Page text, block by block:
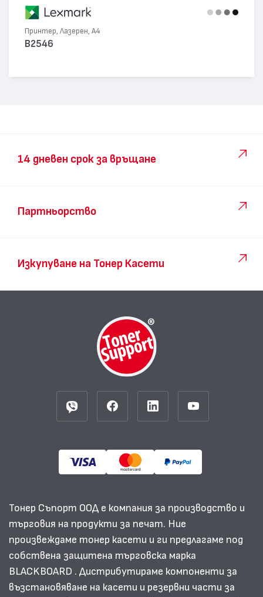
Принтер, Лазерен, А4
B2546
14 дневен срок за връщане
Партньорство
Изкупуване на Тонер Касети
Тонер Съпорт ООД е компания за производство и
търговия на продукти за печат. Ние
произвеждаме тонер касети и ги предлагаме под
собствена защитена търговска марка
BLACKBOARD . Дистрибутираме компоненти за
възстановяване на касети и резервни части за